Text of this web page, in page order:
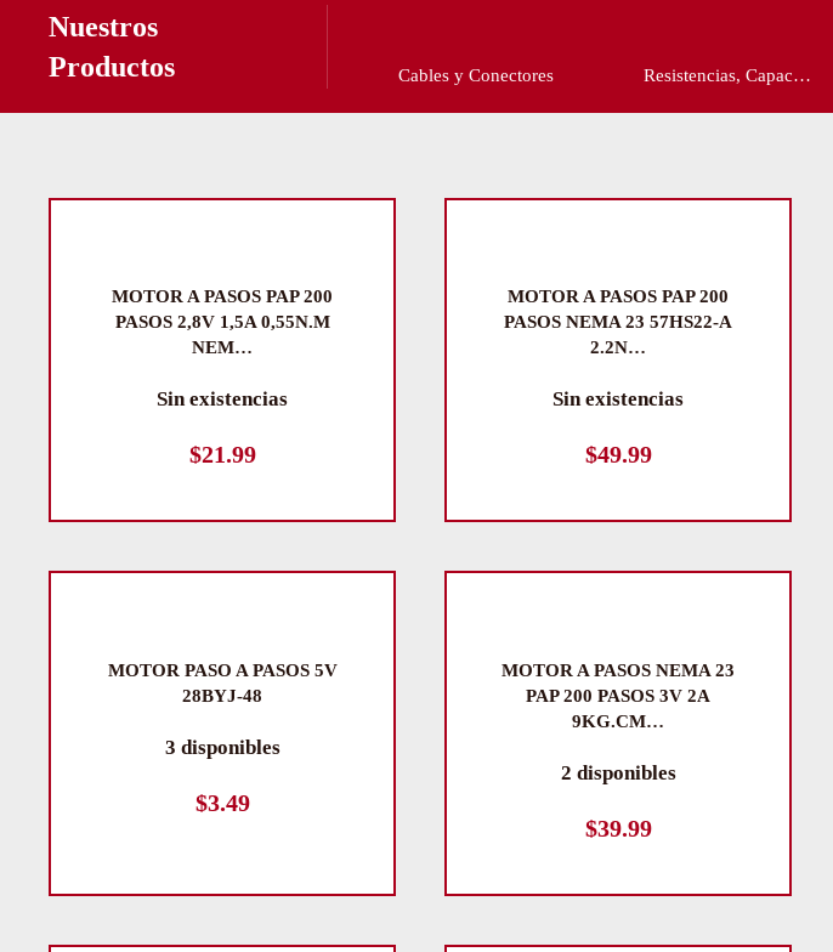
Nuestros
ProductosCables y Conectores Resistencias, Capac… Cases y Estuches
MOTOR A PASOS PAP 200
PASOS 2,8V 1,5A 0,55N.M
NEM…
Sin existencias
$21.99
MOTOR A PASOS PAP 200
PASOS NEMA 23 57HS22-A
2.2N…
Sin existencias
$49.99
MOTOR PASO A PASOS 5V
28BYJ-48
3 disponibles
$3.49
MOTOR A PASOS NEMA 23
PAP 200 PASOS 3V 2A
9KG.CM…
2 disponibles
$39.99